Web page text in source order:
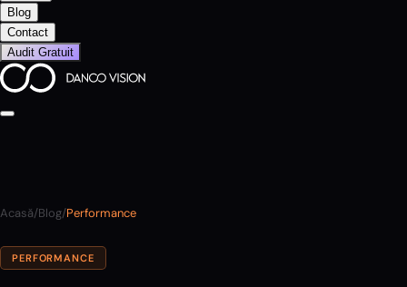
Blog
Contact
Audit Gratuit
Acasă/Blog/Performance
PERFORMANCE